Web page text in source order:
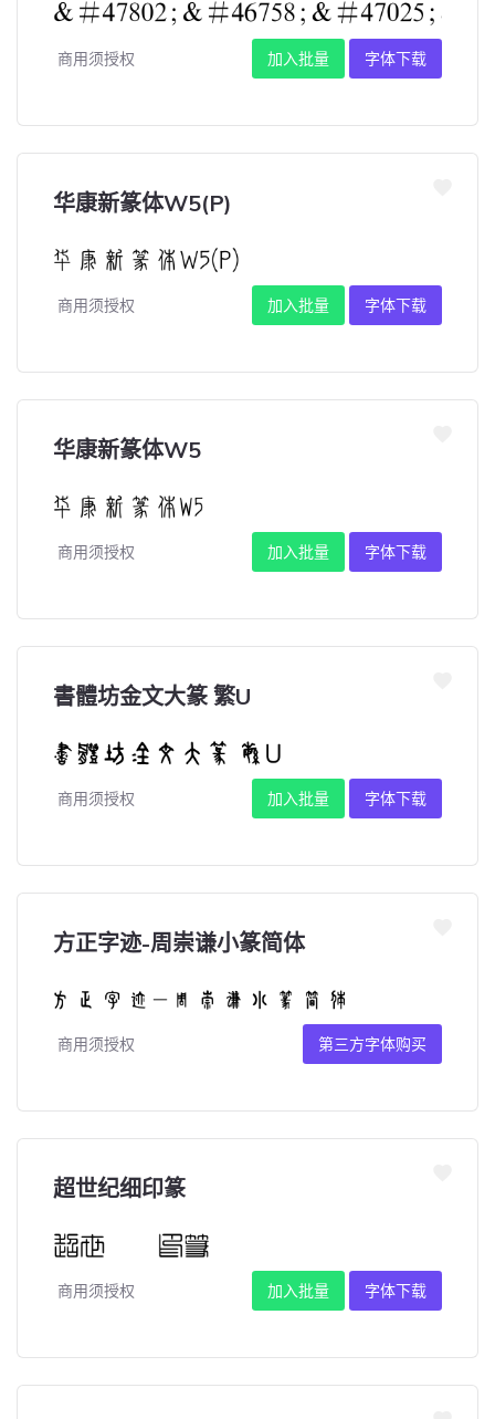
商用须授权 加入批量 字体下载
华康新篆体W5(P)
商用须授权 加入批量 字体下载
华康新篆体W5
商用须授权 加入批量 字体下载
書體坊金文大篆 繁U
商用须授权 加入批量 字体下载
方正字迹-周崇谦小篆简体
商用须授权 第三方字体购买
超世纪细印篆
商用须授权 加入批量 字体下载